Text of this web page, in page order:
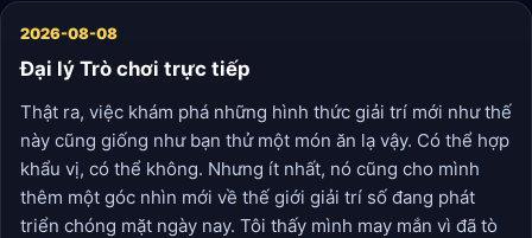
2026-08-08
Đại lý Trò chơi trực tiếp
Thật ra, việc khám phá những hình thức giải trí mới như thế
này cũng giống như bạn thử một món ăn lạ vậy. Có thể hợp
khẩu vị, có thể không. Nhưng ít nhất, nó cũng cho mình
thêm một góc nhìn mới về thế giới giải trí số đang phát
triển chóng mặt ngày nay. Tôi thấy mình may mắn vì đã tò